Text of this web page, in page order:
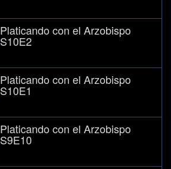
Platicando con el Arzobispo
S10E2
Platicando con el Arzobispo
S10E1
Platicando con el Arzobispo
S9E10